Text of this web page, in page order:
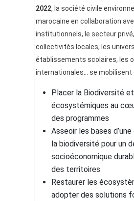
2022, la société civile
marocaine en collaboration
institutionnels, le secteur
collectivités locales, les
établissements scolaires, les
internationales... se mobilisent
Placer la Biodiversité
écosystémiques au
des programmes
Asseoir les bases
la biodiversité pour un
socioéconomique
des territoires
Restaurer les
adopter des solutions